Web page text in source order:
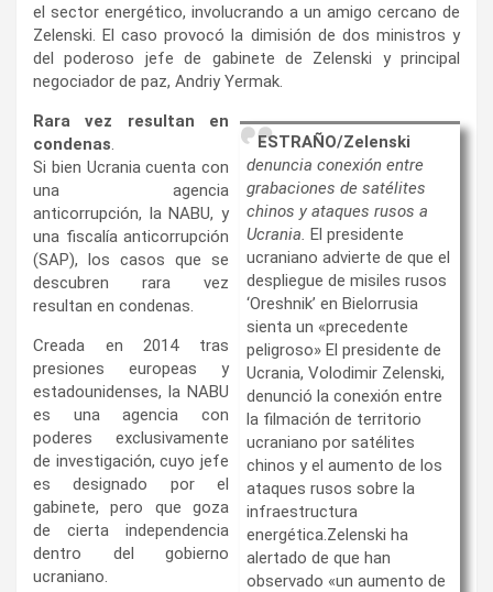
el sector energético, involucrando a un amigo cercano de
Zelenski. El caso provocó la dimisión de dos ministros y
del poderoso jefe de gabinete de Zelenski y principal
negociador de paz, Andriy Yermak.
ESTRAÑO/Zelenski
denuncia conexión entre
grabaciones de satélites
chinos y ataques rusos a
Ucrania. El presidente
ucraniano advierte de que el
despliegue de misiles rusos
‘Oreshnik’ en Bielorrusia
sienta un «precedente
peligroso» El presidente de
Ucrania, Volodimir Zelenski,
denunció la conexión entre
la filmación de territorio
ucraniano por satélites
chinos y el aumento de los
ataques rusos sobre la
infraestructura
energética.Zelenski ha
alertado de que han
observado «un aumento de
Rara vez resultan en
condenas.
Si bien Ucrania cuenta con
una agencia
anticorrupción, la NABU, y
una fiscalía anticorrupción
(SAP), los casos que se
descubren rara vez
resultan en condenas.
Creada en 2014 tras
presiones europeas y
estadounidenses, la NABU
es una agencia con
poderes exclusivamente
de investigación, cuyo jefe
es designado por el
gabinete, pero que goza
de cierta independencia
dentro del gobierno
ucraniano.